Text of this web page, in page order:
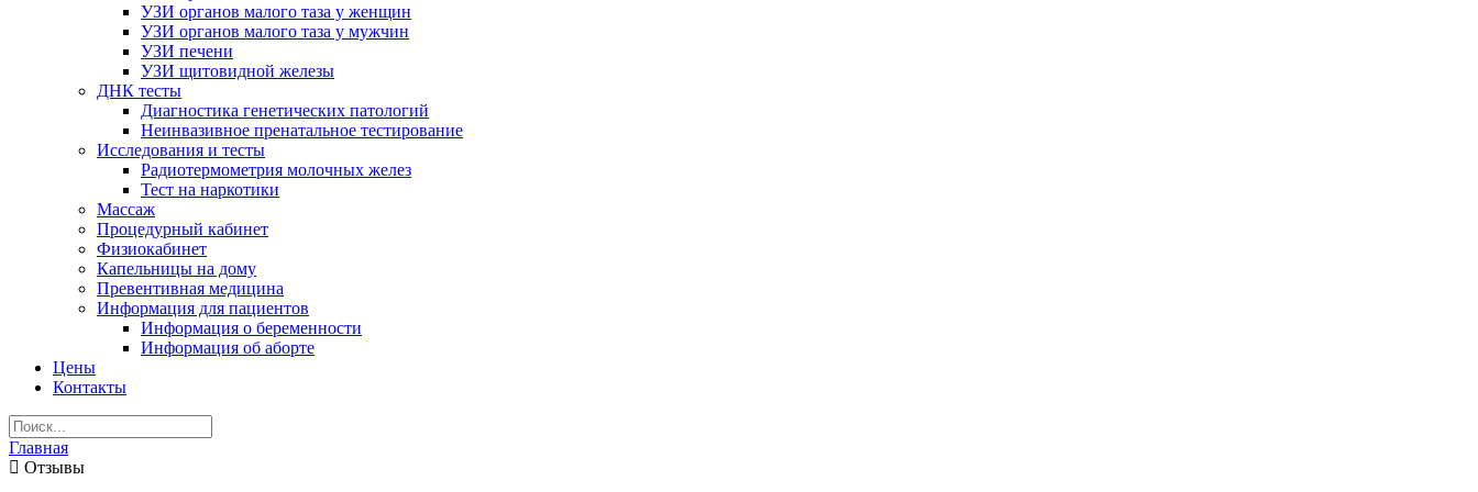
УЗИ органов малого таза у женщин
УЗИ органов малого таза у мужчин
УЗИ печени
УЗИ щитовидной железы
ДНК тесты
Диагностика генетических патологий
Неинвазивное пренатальное тестирование
Исследования и тесты
Радиотермометрия молочных желез
Тест на наркотики
Массаж
Процедурный кабинет
Физиокабинет
Капельницы на дому
Превентивная медицина
Информация для пациентов
Информация о беременности
Информация об аборте
Цены
Контакты
Главная
Отзывы